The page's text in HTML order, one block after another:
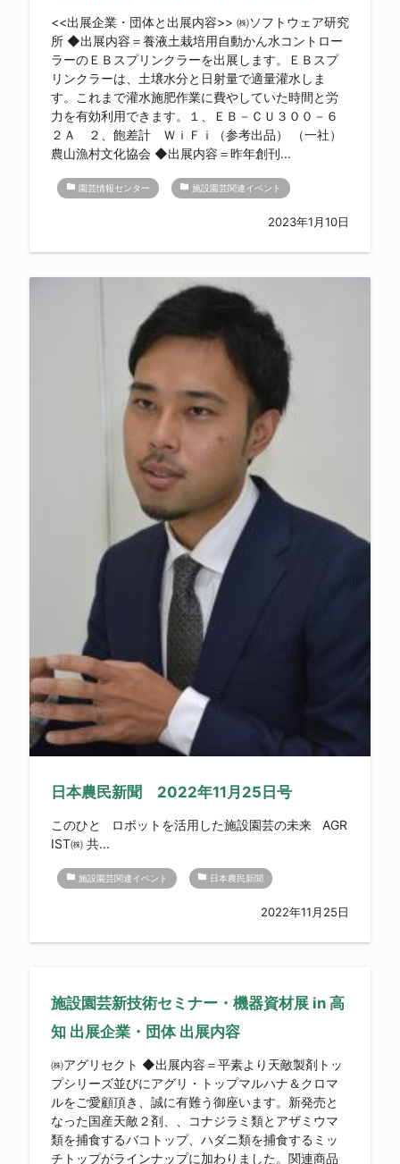
<<出展企業・団体と出展内容>> ㈱ソフトウェア研究
所 ◆出展内容＝養液土栽培用自動かん水コントロー
ラーのＥＢスプリンクラーを出展します。ＥＢスプ
リンクラーは、土壌水分と日射量で適量灌水しま
す。これまで灌水施肥作業に費やしていた時間と労
力を有効利用できます。１、ＥＢ－ＣＵ３００－６
２Ａ ２、飽差計 ＷｉＦｉ（参考出品） （一社）
農山漁村文化協会 ◆出展内容＝昨年創刊...
folder 園芸情報センター folder 施設園芸関連イベント
2023年1月10日
日本農民新聞 2022年11月25日号
このひと ロボットを活用した施設園芸の未来 AGR
IST㈱ 共...
folder 施設園芸関連イベント folder 日本農民新聞
2022年11月25日
施設園芸新技術セミナー・機器資材展 in 高
知 出展企業・団体 出展内容
㈱アグリセクト ◆出展内容＝平素より天敵製剤トッ
プシリーズ並びにアグリ・トップマルハナ＆クロマ
ルをご愛顧頂き、誠に有難う御座います。新発売と
なった国産天敵２剤、、コナジラミ類とアザミウマ
類を捕食するバコトップ、ハダニ類を捕食するミッ
チトップがラインナップに加わりました。関連商品